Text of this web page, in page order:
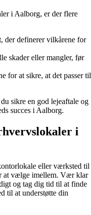
i Aalborg, er der flere
der definerer vilkårene for
skader eller mangler, før
for at sikre, at det passer til
sikre en god lejeaftale og
succes i Aalborg.
i
eller værksted til
at vælge imellem. Vær klar
og tag dig tid til at finde
til at understøtte din